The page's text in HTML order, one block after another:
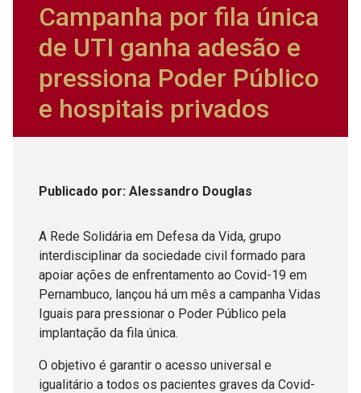
Campanha por fila única
de UTI ganha adesão e
pressiona Poder Público
e hospitais privados
Publicado por: Alessandro Douglas
A Rede Solidária em Defesa da Vida, grupo
interdisciplinar da sociedade civil formado para
apoiar ações de enfrentamento ao Covid-19 em
Pernambuco, lançou há um mês a campanha Vidas
Iguais para pressionar o Poder Público pela
implantação da fila única.
O objetivo é garantir o acesso universal e
igualitário a todos os pacientes graves da Covid-